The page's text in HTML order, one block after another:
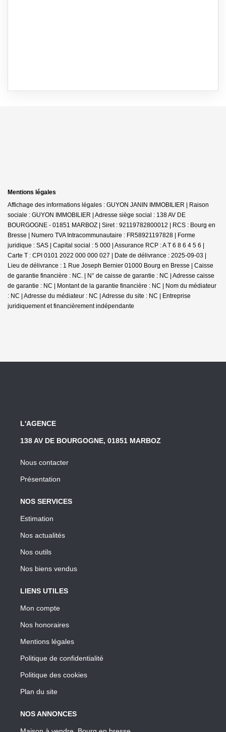
Mentions légales
Affichage des informations légales : GUYON JANIN IMMOBILIER | Raison
sociale : GUYON IMMOBILIER | Adresse siège social : 138 AV DE
BOURGOGNE - 01851 MARBOZ | Siret : 92119782800012 | RCS : Bourg en
Bresse | Numero TVA Intracommunautaire : FR58921197828 | Forme
juridique : SAS | Capital social : 5 000 | Assurance RCP : A T 6 8 6 4 5 6 |
Carte T : CPI 0101 2022 000 000 027 | Date de délivrance : 2025-09-03 |
Lieu de délivrance : 1 Rue Joseph Bernier 01000 Bourg en Bresse | Caisse
de garantie financière : NC. | N° de caisse de garantie : NC | Adresse caisse
de garantie : NC | Montant de la garantie financière : NC | Nom du médiateur
: NC | Adresse du médiateur : NC | Adresse du site : NC | Entreprise
juridiquement et financièrement indépendante
L'AGENCE
138 AV DE BOURGOGNE, 01851 MARBOZ
Nous contacter
Présentation
NOS SERVICES
Estimation
Nos actualités
Nos outils
Nos biens vendus
LIENS UTILES
Mon compte
Nos honoraires
Mentions légales
Politique de confidentialité
Politique des cookies
Plan du site
NOS ANNONCES